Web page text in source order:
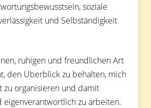
soziale
und Selbständigkeit
ruhigen und freundlichen Art
den Überblick zu behalten, mich
zu organisieren und damit
eigenverantwortlich zu arbeiten.